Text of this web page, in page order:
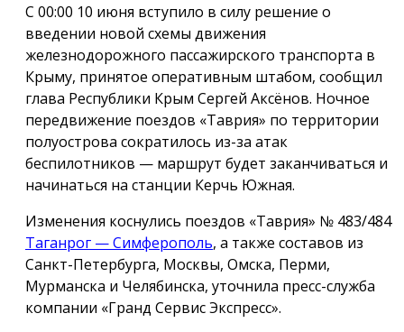
С 00:00 10 июня вступило в силу решение о
введении новой схемы движения
железнодорожного пассажирского транспорта в
Крыму, принятое оперативным штабом, сообщил
глава Республики Крым Сергей Аксёнов. Ночное
передвижение поездов «Таврия» по территории
полуострова сократилось из-за атак
беспилотников — маршрут будет заканчиваться и
начинаться на станции Керчь Южная.
Изменения коснулись поездов «Таврия» № 483/484
Таганрог — Симферополь, а также составов из
Санкт-Петербурга, Москвы, Омска, Перми,
Мурманска и Челябинска, уточнила пресс-служба
компании «Гранд Сервис Экспресс».